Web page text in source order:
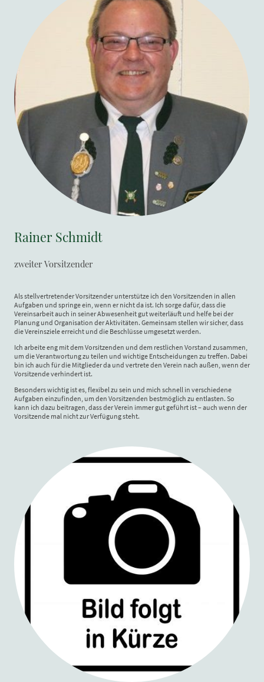
Rainer Schmidt
zweiter Vorsitzender
Als stellvertretender Vorsitzender unterstütze ich den Vorsitzenden in allen
Aufgaben und springe ein, wenn er nicht da ist. Ich sorge dafür, dass die
Vereinsarbeit auch in seiner Abwesenheit gut weiterläuft und helfe bei der
Planung und Organisation der Aktivitäten. Gemeinsam stellen wir sicher, dass
die Vereinsziele erreicht und die Beschlüsse umgesetzt werden.
Ich arbeite eng mit dem Vorsitzenden und dem restlichen Vorstand zusammen,
um die Verantwortung zu teilen und wichtige Entscheidungen zu treffen. Dabei
bin ich auch für die Mitglieder da und vertrete den Verein nach außen, wenn der
Vorsitzende verhindert ist.
Besonders wichtig ist es, flexibel zu sein und mich schnell in verschiedene
Aufgaben einzufinden, um den Vorsitzenden bestmöglich zu entlasten. So
kann ich dazu beitragen, dass der Verein immer gut geführt ist – auch wenn der
Vorsitzende mal nicht zur Verfügung steht.